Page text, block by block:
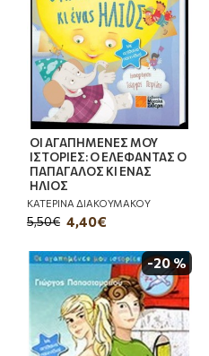
ΟΙ ΑΓΑΠΗΜΕΝΕΣ ΜΟΥ
ΙΣΤΟΡΙΕΣ: Ο ΕΛΕΦΑΝΤΑΣ Ο
ΠΑΠΑΓΑΛΟΣ ΚΙ ΕΝΑΣ
ΗΛΙΟΣ
ΚΑΤΕΡΙΝΑ ΔΙΑΚΟΥΜΑΚΟΥ
4,40€
5,50€
-20 %